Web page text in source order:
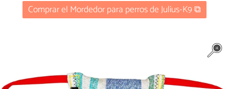
Comprar el Mordedor para perros de Julius-K9 ⧉